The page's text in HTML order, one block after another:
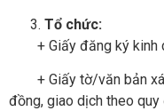
Tổ chức:
+ Giấy đăng ký kinh
+ Giấy tờ/văn bản
đồng, giao dịch theo